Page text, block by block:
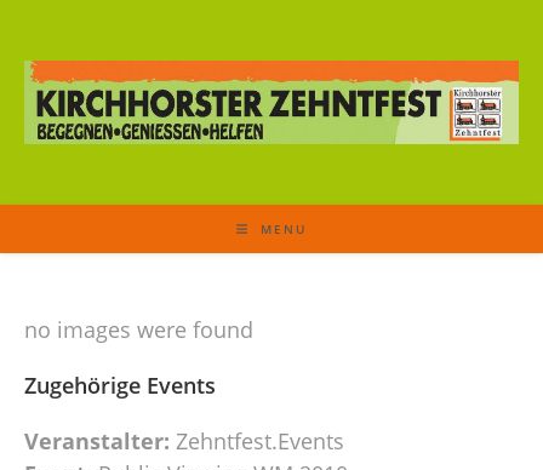
MENU
no images were found
Zugehörige Events
Veranstalter: Zehntfest.Events